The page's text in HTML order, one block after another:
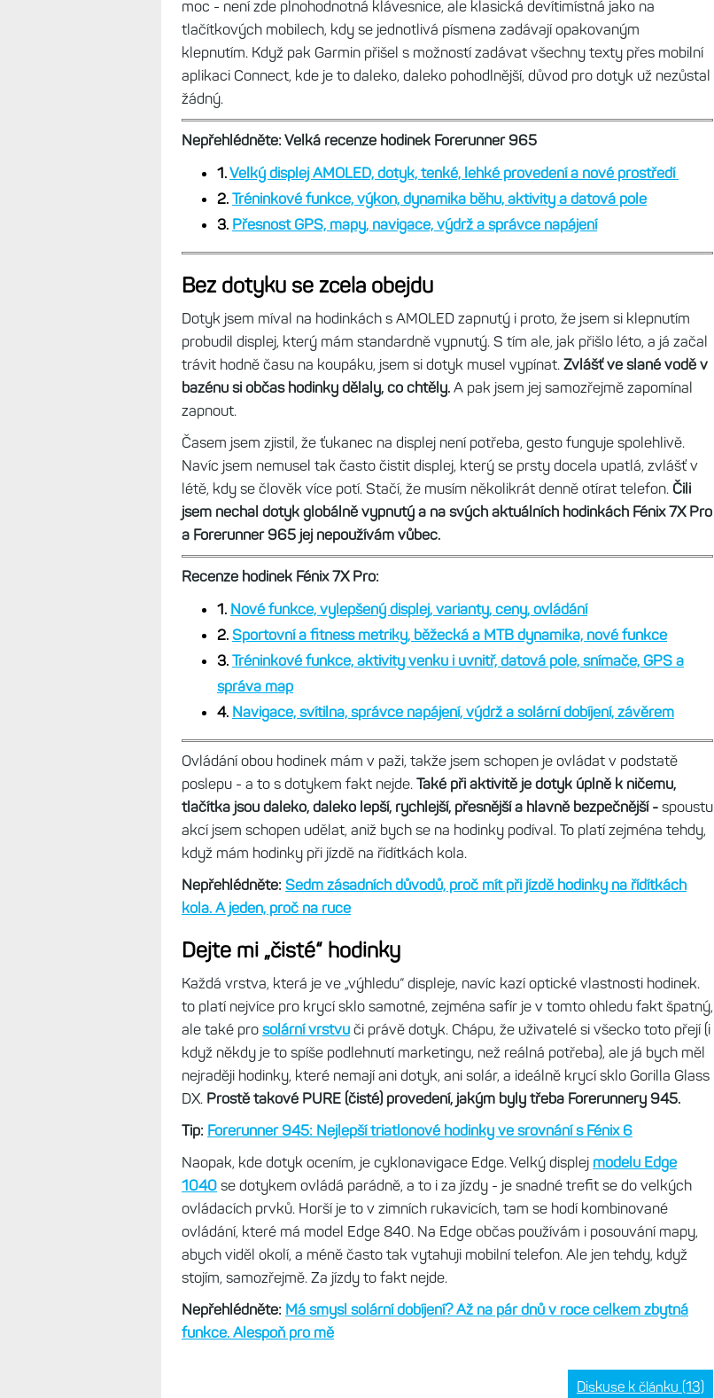
moc - není zde plnohodnotná klávesnice, ale klasická devítimístná jako na
tlačítkových mobilech, kdy se jednotlivá písmena zadávají opakovaným
klepnutím. Když pak Garmin přišel s možností zadávat všechny texty přes mobilní
aplikaci Connect, kde je to daleko, daleko pohodlnější, důvod pro dotyk už nezůstal
žádný.
Nepřehlédněte: Velká recenze hodinek Forerunner 965
1.Velký displej AMOLED, dotyk, tenké, lehké provedení a nové prostředí
2. Tréninkové funkce, výkon, dynamika běhu, aktivity a datová pole
3. Přesnost GPS, mapy, navigace, výdrž a správce napájení
Bez dotyku se zcela obejdu
Dotyk jsem míval na hodinkách s AMOLED zapnutý i proto, že jsem si klepnutím
probudil displej, který mám standardně vypnutý. S tím ale, jak přišlo léto, a já začal
trávit hodně času na koupáku, jsem si dotyk musel vypínat. Zvlášť ve slané vodě v
bazénu si občas hodinky dělaly, co chtěly. A pak jsem jej samozřejmě zapomínal
zapnout.
Časem jsem zjistil, že ťukanec na displej není potřeba, gesto funguje spolehlivě.
Navíc jsem nemusel tak často čistit displej, který se prsty docela upatlá, zvlášť v
létě, kdy se člověk více potí. Stačí, že musím několikrát denně otírat telefon. Čili
jsem nechal dotyk globálně vypnutý a na svých aktuálních hodinkách Fénix 7X Pro
a Forerunner 965 jej nepoužívám vůbec.
Recenze hodinek Fénix 7X Pro:
1. Nové funkce, vylepšený displej, varianty, ceny, ovládání
2. Sportovní a fitness metriky, běžecká a MTB dynamika, nové funkce
3. Tréninkové funkce, aktivity venku i uvnitř, datová pole, snímače, GPS a
správa map
4. Navigace, svítilna, správce napájení, výdrž a solární dobíjení, závěrem
Ovládání obou hodinek mám v paži, takže jsem schopen je ovládat v podstatě
poslepu - a to s dotykem fakt nejde. Také při aktivitě je dotyk úplně k ničemu,
tlačítka jsou daleko, daleko lepší, rychlejší, přesnější a hlavně bezpečnější - spoustu
akcí jsem schopen udělat, aniž bych se na hodinky podíval. To platí zejména tehdy,
když mám hodinky při jízdě na řídítkách kola.
Nepřehlédněte: Sedm zásadních důvodů, proč mít při jízdě hodinky na řídítkách
kola. A jeden, proč na ruce
Dejte mi „čisté“ hodinky
Každá vrstva, která je ve „výhledu“ displeje, navíc kazí optické vlastnosti hodinek.
to platí nejvíce pro krycí sklo samotné, zejména safír je v tomto ohledu fakt špatný,
ale také pro solární vrstvu či právě dotyk. Chápu, že uživatelé si všecko toto přejí (i
když někdy je to spíše podlehnutí marketingu, než reálná potřeba), ale já bych měl
nejraději hodinky, které nemají ani dotyk, ani solár, a ideálně krycí sklo Gorilla Glass
DX. Prostě takové PURE (čisté) provedení, jakým byly třeba Forerunnery 945.
Tip: Forerunner 945: Nejlepší triatlonové hodinky ve srovnání s Fénix 6
Naopak, kde dotyk ocením, je cyklonavigace Edge. Velký displej modelu Edge
1040 se dotykem ovládá parádně, a to i za jízdy - je snadné trefit se do velkých
ovládacích prvků. Horší je to v zimních rukavicích, tam se hodí kombinované
ovládání, které má model Edge 840. Na Edge občas používám i posouvání mapy,
abych viděl okolí, a méně často tak vytahuji mobilní telefon. Ale jen tehdy, když
stojím, samozřejmě. Za jízdy to fakt nejde.
Nepřehlédněte: Má smysl solární dobíjení? Až na pár dnů v roce celkem zbytná
funkce. Alespoň pro mě
Diskuse k článku (13)